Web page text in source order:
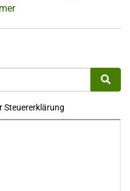
Steuererklärung